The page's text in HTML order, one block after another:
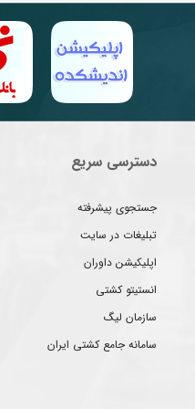
دسترسی سریع
جستجوی پیشرفته
تبلیغات در سایت
اپلیکیشن داوران
انستیتو کشتی
سازمان لیگ
سامانه جامع کشتی ایران